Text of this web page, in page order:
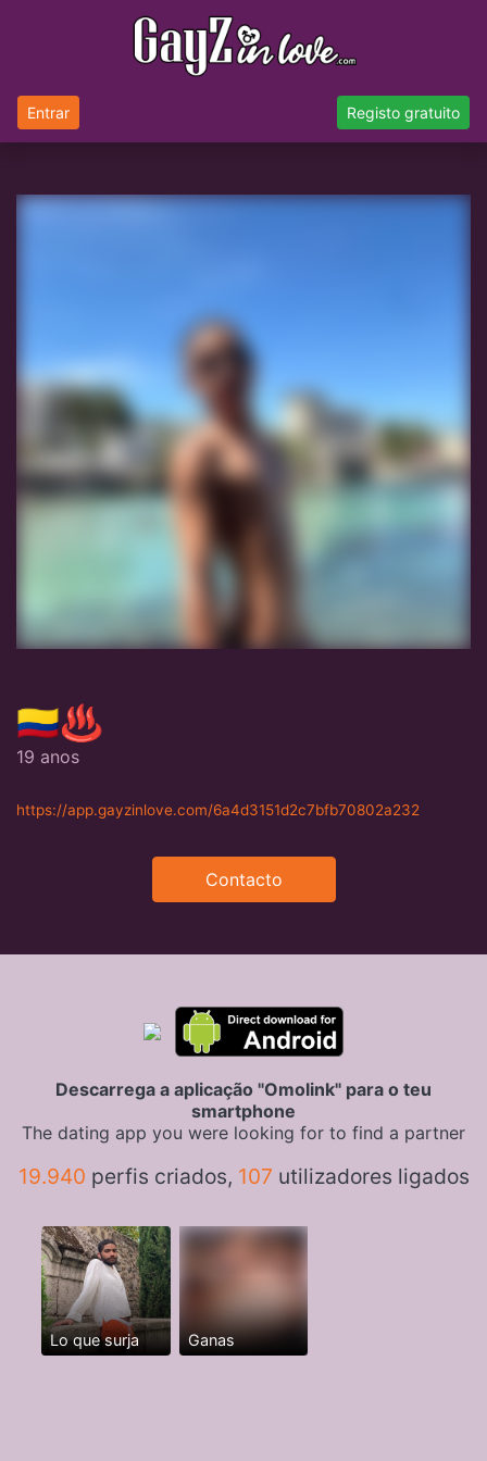
Entrar Registo gratuito
🇨🇴♨️
19 anos
https://app.gayzinlove.com/6a4d3151d2c7bfb70802a232
Contacto
Descarrega a aplicação "Omolink" para o teu
smartphone
The dating app you were looking for to find a partner
19.940 perfis criados, 107 utilizadores ligados
Lo que surja Ganas